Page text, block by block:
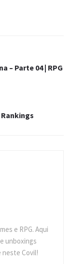
– Parte 04 | RPG
e RPG. Aqui
unboxings
neste Covil!